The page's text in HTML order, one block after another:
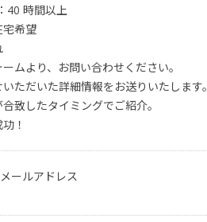
40 時間以上
希望
ムより、お問い合わせください。
ただいた詳細情報をお送りいたします。
致したタイミングでご紹介。
！
メールアドレス